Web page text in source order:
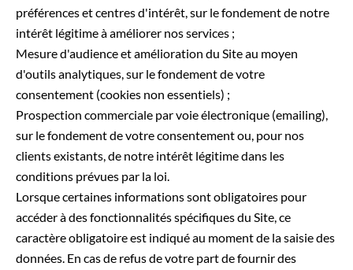
préférences et centres d'intérêt, sur le fondement de notre
intérêt légitime à améliorer nos services ;
Mesure d'audience et amélioration du Site au moyen
d'outils analytiques, sur le fondement de votre
consentement (cookies non essentiels) ;
Prospection commerciale par voie électronique (emailing),
sur le fondement de votre consentement ou, pour nos
clients existants, de notre intérêt légitime dans les
conditions prévues par la loi.
Lorsque certaines informations sont obligatoires pour
accéder à des fonctionnalités spécifiques du Site, ce
caractère obligatoire est indiqué au moment de la saisie des
données. En cas de refus de votre part de fournir des